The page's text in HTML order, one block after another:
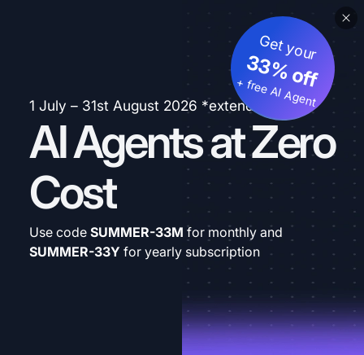
1 July – 31st August 2026 *extended
AI Agents at Zero
Cost
Get your
33% off
+ free AI Agent
Use code SUMMER-33M for monthly and
SUMMER-33Y for yearly subscription